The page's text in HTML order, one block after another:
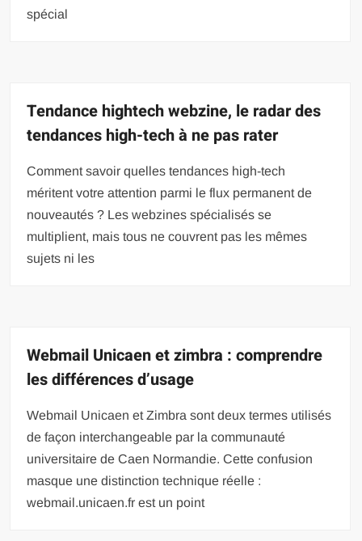
spécial
Tendance hightech webzine, le radar des
tendances high-tech à ne pas rater
Comment savoir quelles tendances high-tech
méritent votre attention parmi le flux permanent de
nouveautés ? Les webzines spécialisés se
multiplient, mais tous ne couvrent pas les mêmes
sujets ni les
Webmail Unicaen et zimbra : comprendre
les différences d’usage
Webmail Unicaen et Zimbra sont deux termes utilisés
de façon interchangeable par la communauté
universitaire de Caen Normandie. Cette confusion
masque une distinction technique réelle :
webmail.unicaen.fr est un point